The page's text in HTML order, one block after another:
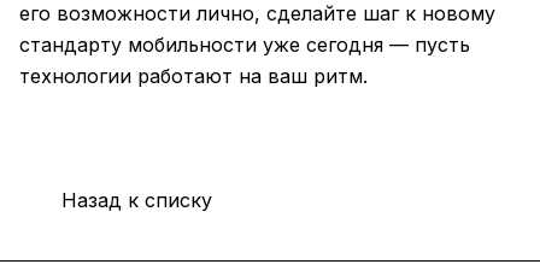
его возможности лично, сделайте шаг к новому
стандарту мобильности уже сегодня — пусть
технологии работают на ваш ритм.
Назад к списку